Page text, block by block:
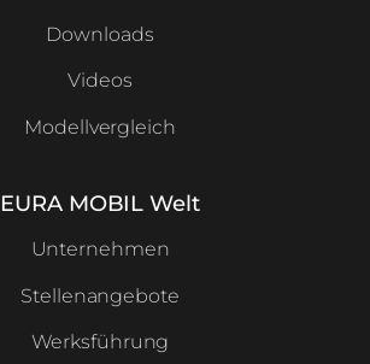
Downloads
Videos
Modellvergleich
EURA MOBIL Welt
Unternehmen
Stellenangebote
Werksführung